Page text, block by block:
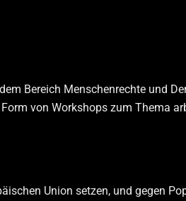
Bereich Menschenrechte und
von Workshops zum Thema
Union setzen, und gegen